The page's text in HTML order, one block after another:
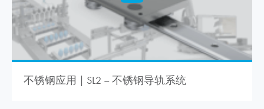
不锈钢应用 | SL2 – 不锈钢导轨系统